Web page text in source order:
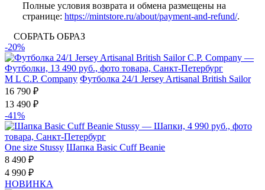
Полные условия возврата и обмена размещены на
странице: https://mintstore.ru/about/payment-and-refund/.
СОБРАТЬ ОБРАЗ
-20%
M L C.P. Company Футболка 24/1 Jersey Artisanal British Sailor
16 790 ₽
13 490 ₽
-41%
One size Stussy Шапка Basic Cuff Beanie
8 490 ₽
4 990 ₽
НОВИНКА